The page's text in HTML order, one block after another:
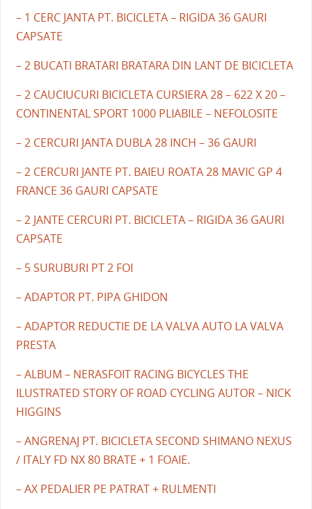
– 1 CERC JANTA PT. BICICLETA – RIGIDA 36 GAURI
CAPSATE
– 2 BUCATI BRATARI BRATARA DIN LANT DE BICICLETA
– 2 CAUCIUCURI BICICLETA CURSIERA 28 – 622 X 20 –
CONTINENTAL SPORT 1000 PLIABILE – NEFOLOSITE
– 2 CERCURI JANTA DUBLA 28 INCH – 36 GAURI
– 2 CERCURI JANTE PT. BAIEU ROATA 28 MAVIC GP 4
FRANCE 36 GAURI CAPSATE
– 2 JANTE CERCURI PT. BICICLETA – RIGIDA 36 GAURI
CAPSATE
– 5 SURUBURI PT 2 FOI
– ADAPTOR PT. PIPA GHIDON
– ADAPTOR REDUCTIE DE LA VALVA AUTO LA VALVA
PRESTA
– ALBUM – NERASFOIT RACING BICYCLES THE
ILUSTRATED STORY OF ROAD CYCLING AUTOR – NICK
HIGGINS
– ANGRENAJ PT. BICICLETA SECOND SHIMANO NEXUS
/ ITALY FD NX 80 BRATE + 1 FOAIE.
– AX PEDALIER PE PATRAT + RULMENTI